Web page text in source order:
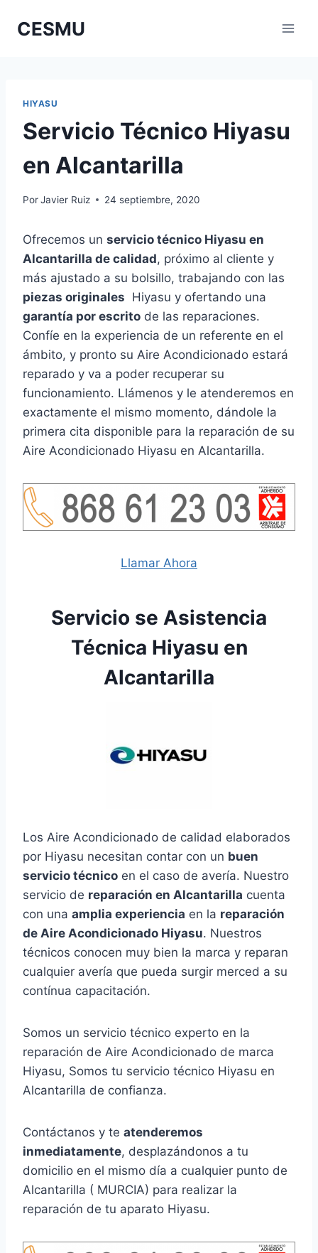
CESMU
HIYASU
Servicio Técnico Hiyasu
en Alcantarilla
PorJavier Ruiz 24 septiembre, 2020
Ofrecemos un servicio técnico Hiyasu en
Alcantarilla de calidad, próximo al cliente y
más ajustado a su bolsillo, trabajando con las
piezas originales Hiyasu y ofertando una
garantía por escrito de las reparaciones.
Confíe en la experiencia de un referente en el
ámbito, y pronto su Aire Acondicionado estará
reparado y va a poder recuperar su
funcionamiento. Llámenos y le atenderemos en
exactamente el mismo momento, dándole la
primera cita disponible para la reparación de su
Aire Acondicionado Hiyasu en Alcantarilla.
Llamar Ahora
Servicio se Asistencia
Técnica Hiyasu en
Alcantarilla
Los Aire Acondicionado de calidad elaborados
por Hiyasu necesitan contar con un buen
servicio técnico en el caso de avería. Nuestro
servicio de reparación en Alcantarilla cuenta
con una amplia experiencia en la reparación
de Aire Acondicionado Hiyasu. Nuestros
técnicos conocen muy bien la marca y reparan
cualquier avería que pueda surgir merced a su
contínua capacitación.
Somos un servicio técnico experto en la
reparación de Aire Acondicionado de marca
Hiyasu, Somos tu servicio técnico Hiyasu en
Alcantarilla de confianza.
Contáctanos y te atenderemos
inmediatamente, desplazándonos a tu
domicilio en el mismo día a cualquier punto de
Alcantarilla ( MURCIA) para realizar la
reparación de tu aparato Hiyasu.